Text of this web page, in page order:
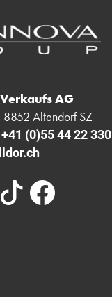
AG
Altendorf SZ
+41 (0)55 44 22 330